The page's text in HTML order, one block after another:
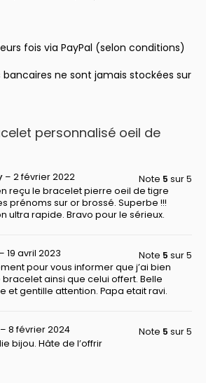
fois via PayPal (selon conditions)
bancaires ne sont jamais stockées sur
personnalisé oeil de
Note 5 sur 5
– 2 février 2022
reçu le bracelet pierre oeil de tigre
prénoms sur or brossé. Superbe !!!
ultra rapide. Bravo pour le sérieux.
Note 5 sur 5
– 19 avril 2023
pour vous informer que j’ai bien
bracelet ainsi que celui offert. Belle
et gentille attention. Papa etait ravi.
Note 5 sur 5
– 8 février 2024
bijou. Hâte de l’offrir